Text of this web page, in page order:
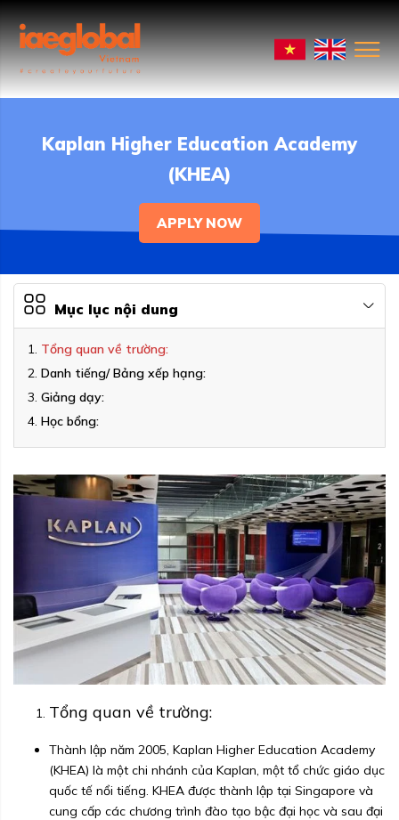
Kaplan Higher Education Academy
(KHEA)
APPLY NOW
Mục lục nội dung
Tổng quan về trường:
Danh tiếng/ Bảng xếp hạng:
Giảng dạy:
Học bổng:
Tổng quan về trường:
Thành lập năm 2005, Kaplan Higher Education Academy
(KHEA) là một chi nhánh của Kaplan, một tổ chức giáo dục
quốc tế nổi tiếng. KHEA được thành lập tại Singapore và
cung cấp các chương trình đào tạo bậc đại học và sau đại